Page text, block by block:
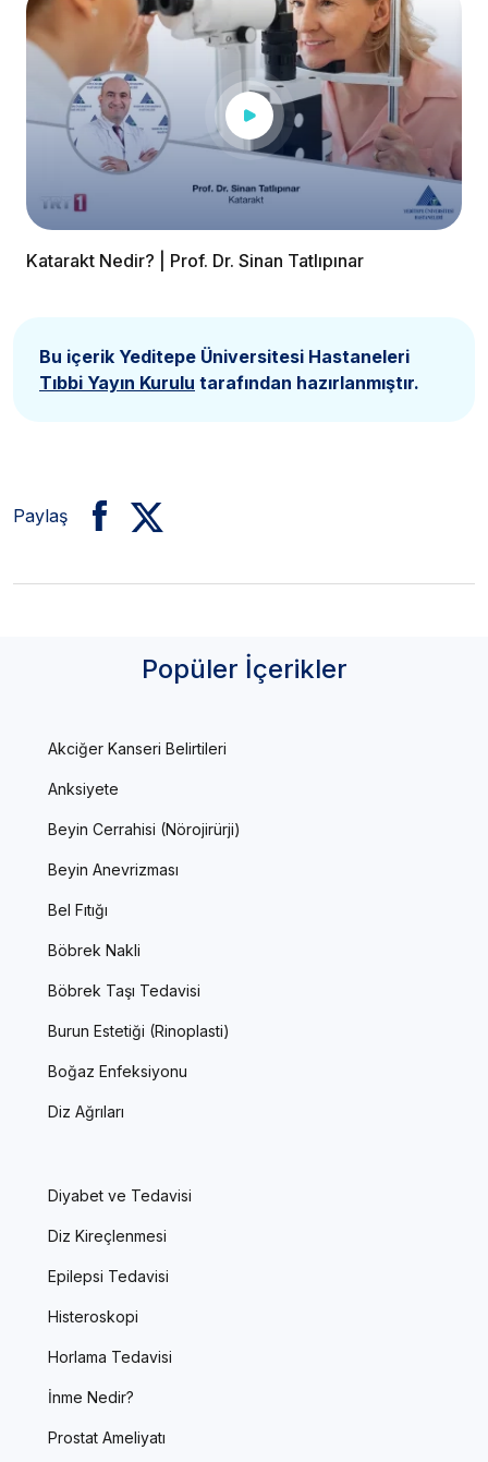
Katarakt Nedir? | Prof. Dr. Sinan Tatlıpınar
Bu içerik Yeditepe Üniversitesi Hastaneleri
Tıbbi Yayın Kurulu tarafından hazırlanmıştır.
Paylaş
Popüler İçerikler
Akciğer Kanseri Belirtileri
Anksiyete
Beyin Cerrahisi (Nörojirürji)
Beyin Anevrizması
Bel Fıtığı
Böbrek Nakli
Böbrek Taşı Tedavisi
Burun Estetiği (Rinoplasti)
Boğaz Enfeksiyonu
Diz Ağrıları
Diyabet ve Tedavisi
Diz Kireçlenmesi
Epilepsi Tedavisi
Histeroskopi
Horlama Tedavisi
İnme Nedir?
Prostat Ameliyatı